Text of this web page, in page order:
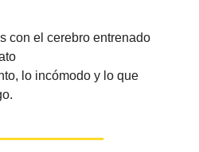
con el cerebro entrenado
lo incómodo y lo que